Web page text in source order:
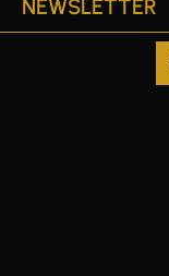
NEWSLETTER